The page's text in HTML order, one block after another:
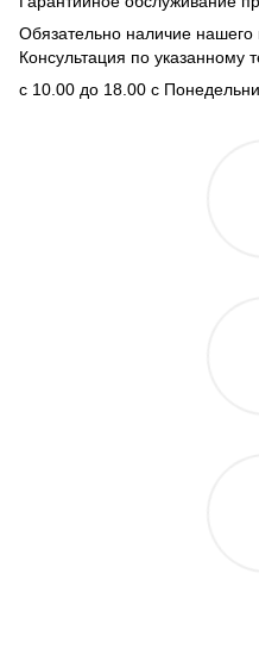
Обязательно наличие нашего
Консультация по указанному
с 10.00 до 18.00 с